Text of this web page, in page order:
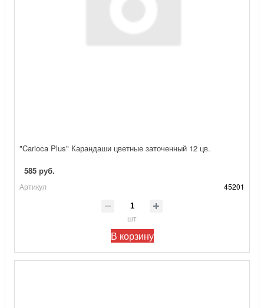
"Carioca Plus" Карандаши цветные заточенный 12 цв.
585 руб.
Артикул 45201
шт
В корзину